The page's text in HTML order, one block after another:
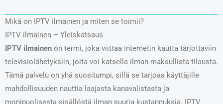
Mikä on IPTV ilmainen ja miten se toimii?
IPTV ilmainen – Yleiskatsaus
IPTV ilmainen on termi, joka viittaa internetin kautta tarjottaviin
televisiolähetyksiin, joita voi katsella ilman maksullista tilausta.
Tämä palvelu on yhä suositumpi, sillä se tarjoaa käyttäjille
mahdollisuuden nauttia laajasta kanavalistasta ja
monipuolisesta sisällöstä ilman suuria kustannuksia. IPTV